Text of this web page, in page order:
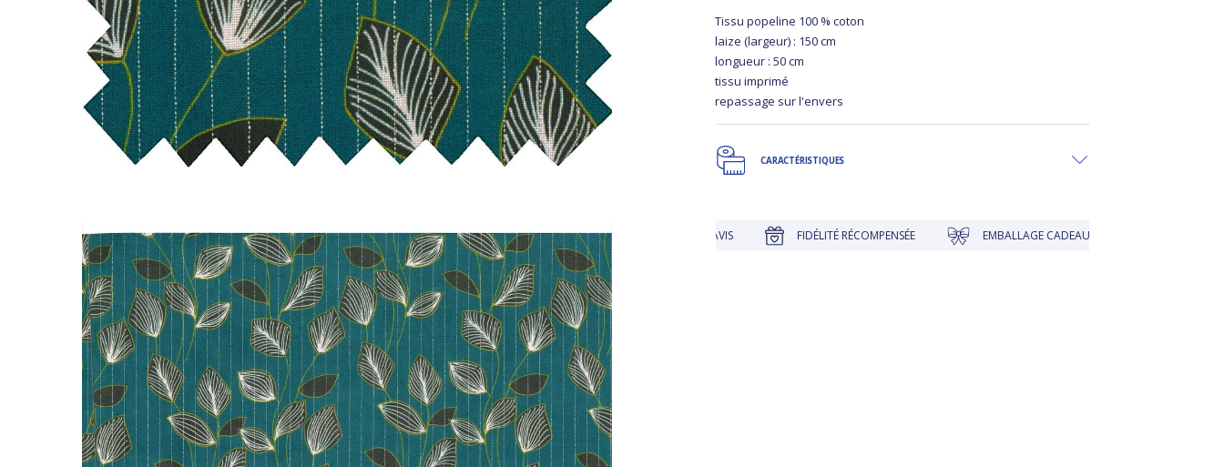
Tissu popeline 100 % coton
laize (largeur) : 150 cm
longueur : 50 cm
tissu imprimé
repassage sur l'envers
CARACTÉRISTIQUES
LIVRAISON OFFERTE EN BOUTIQUE JUSQU'À 30 JOURS POUR CHANGER D'AVIS FIDÉLITÉ RÉCOMPENSÉE EMBALLAGE CADEAU À PRIX DOUX